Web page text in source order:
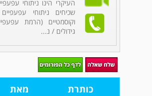
העיקרי הינו ניתוחי
שכיחים ניתוחי עפעפיים
וקוסמטיים (הרמת
גידולים / נ...
כותרת מאת